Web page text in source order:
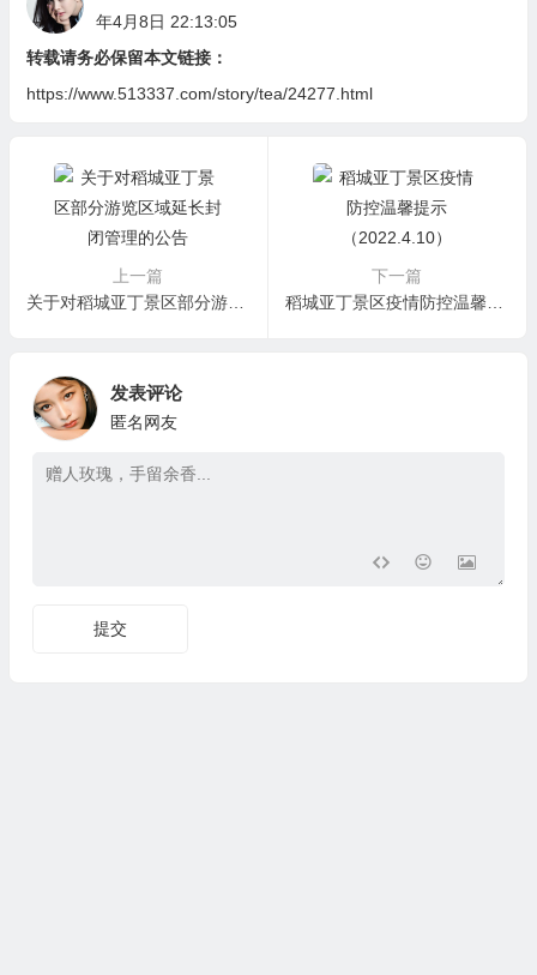
年4月8日 22:13:05
转载请务必保留本文链接：
https://www.513337.com/story/tea/24277.html
上一篇
关于对稻城亚丁景区部分游览区域延长封闭管理的公告
下一篇
发表评论
匿名网友
提交